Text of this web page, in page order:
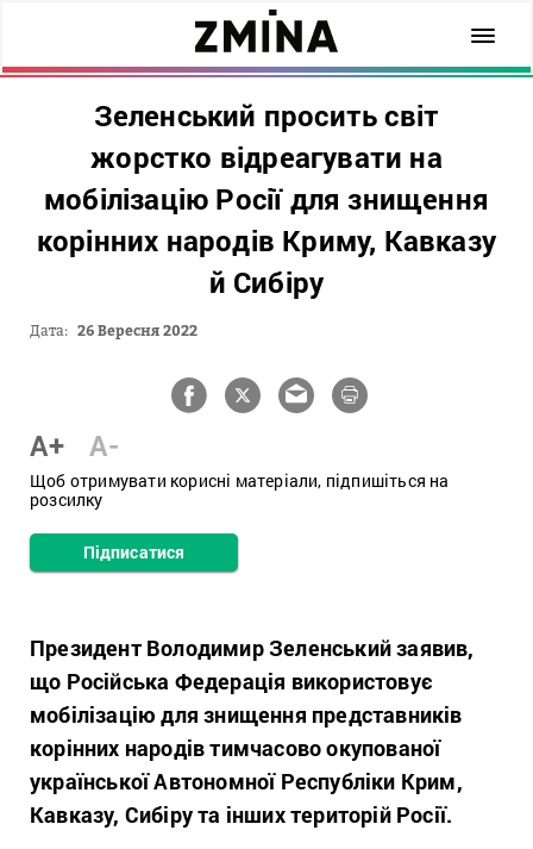
Зеленський просить світ
жорстко відреагувати на
мобілізацію Росії для знищення
корінних народів Криму, Кавказу
й Сибіру
Дата: 26 Вересня 2022
A+ A-
Щоб отримувати корисні матеріали, підпишіться на
розсилку
Підписатися
Президент Володимир Зеленський заявив,
що Російська Федерація використовує
мобілізацію для знищення представників
корінних народів тимчасово окупованої
української Автономної Республіки Крим,
Кавказу, Сибіру та інших територій Росії.